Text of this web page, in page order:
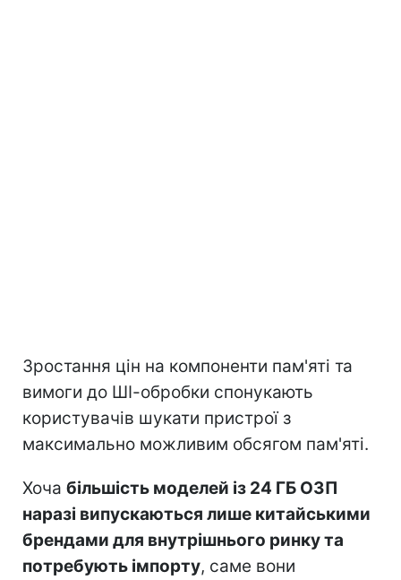
Зростання цін на компоненти пам'яті та
вимоги до ШІ-обробки спонукають
користувачів шукати пристрої з
максимально можливим обсягом пам'яті.
Хоча більшість моделей із 24 ГБ ОЗП
наразі випускаються лише китайськими
брендами для внутрішнього ринку та
потребують імпорту, саме вони